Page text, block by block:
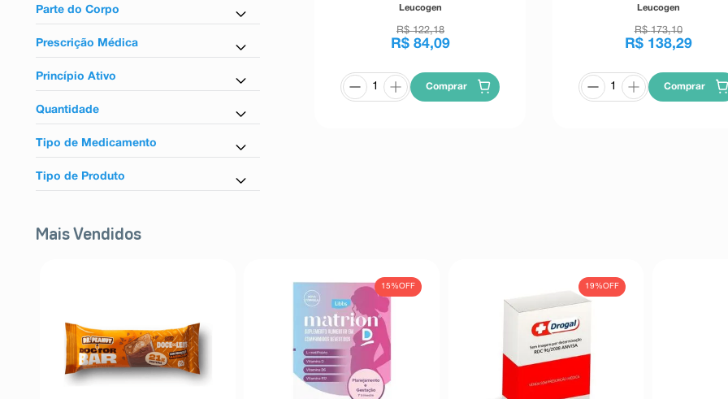
Nacional
Parte do Corpo
Para o sistema respiratório
Prescrição Médica
Sim
Não
Princípio Ativo
Timomodulina
Quantidade
120ml
Tipo de Medicamento
Similar
Tipo de Produto
Leucogen
R$ 122,18
R$ 84,09
Comprar
Leucogen
R$ 173,10
R$ 138,29
Comprar
Mais Vendidos
15%OFF 19%OFF